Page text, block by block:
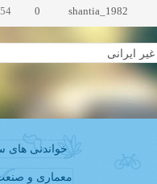
shantia_1982
0
خواندنی های
معماری و